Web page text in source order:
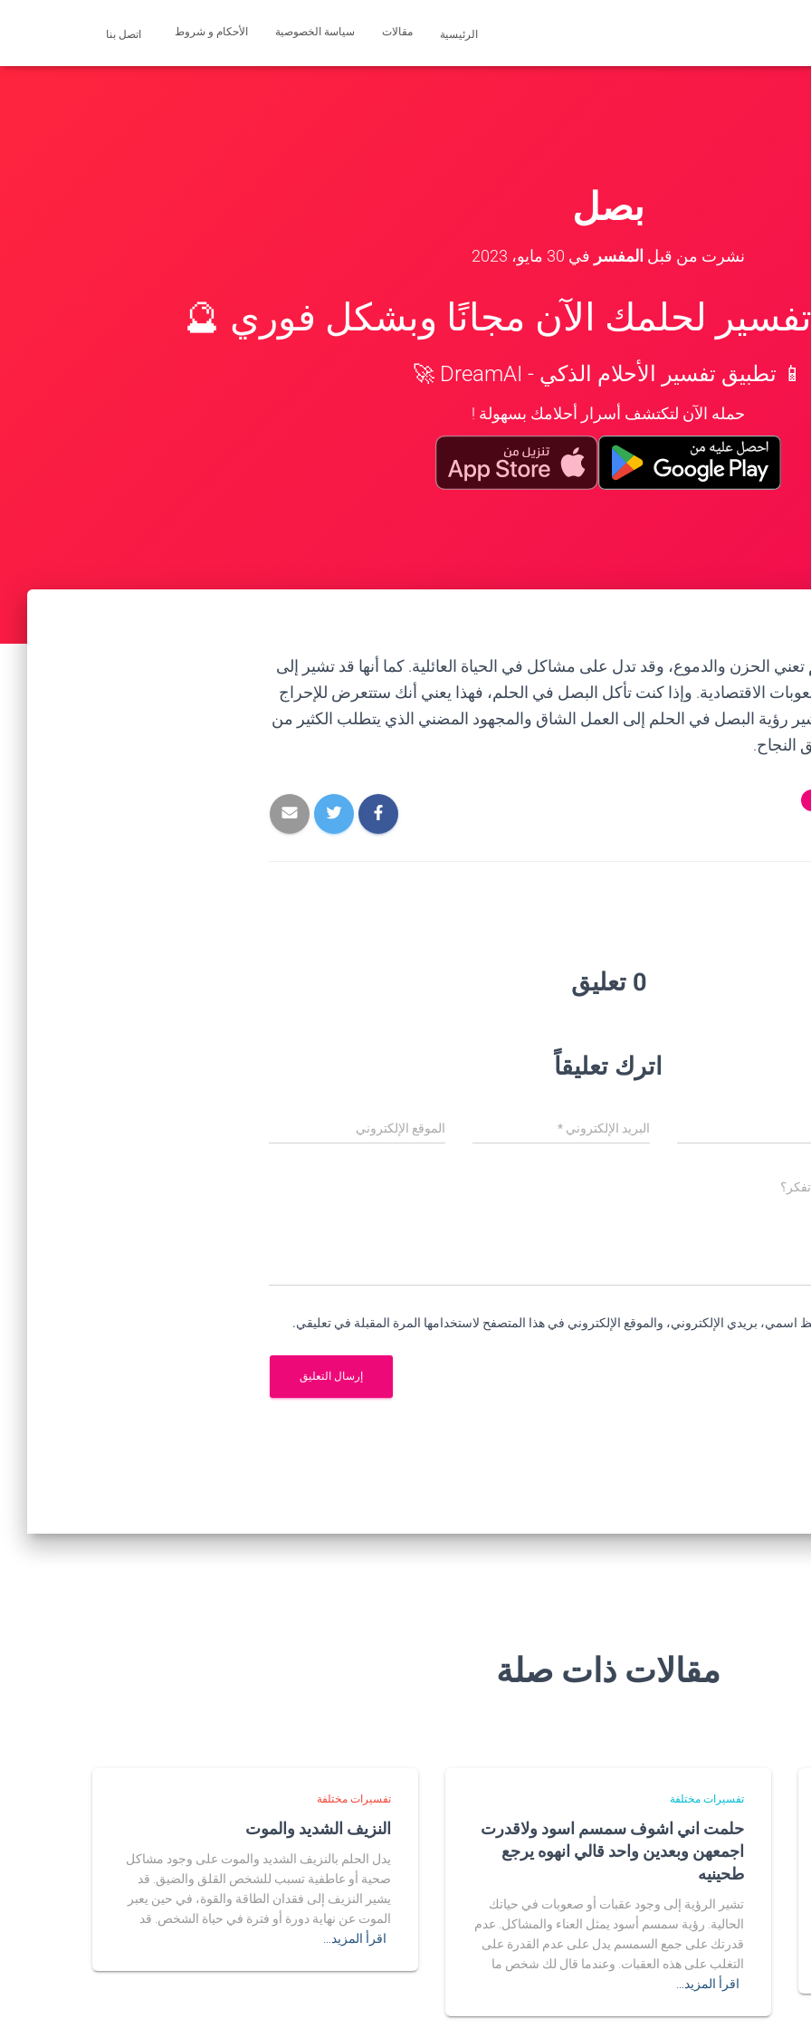
الرئيسية مقالات سياسة الخصوصية الأحكام و شروط اتصل بنا
بصل
نشرت من قبل المفسر في 30 مايو، 2023
لحلمك الآن مجانًا وبشكل فوري 🔮
📱 تطبيق تفسير الأحلام الذكي - DreamAI 🚀
حمله الآن لتكتشف أسرار أحلامك بسهولة !
الحزن والدموع، وقد تدل على مشاكل في الحياة العائلية. كما أنها قد تشير إلى
الاقتصادية. وإذا كنت تأكل البصل في الحلم، فهذا يعني أنك ستتعرض للإحراج
رؤية البصل في الحلم إلى العمل الشاق والمجهود المضني الذي يتطلب الكثير من
النجاح.
0 تعليق
اترك تعليقاً
البريد الإلكتروني* الموقع الإلكتروني
اسمي، بريدي الإلكتروني، والموقع الإلكتروني في هذا المتصفح لاستخدامها المرة المقبلة في تعليقي.
مقالات ذات صلة
تفسيرات مختلفة
حلمت اني اشوف سمسم اسود ولاقدرت
اجمعهن وبعدين واحد قالي انهوه يرجع
طحينيه
تشير الرؤية إلى وجود عقبات أو صعوبات في حياتك
الحالية. رؤية سمسم أسود يمثل العناء والمشاكل. عدم
قدرتك على جمع السمسم يدل على عدم القدرة على
التغلب على هذه العقبات. وعندما قال لك شخص ما
اقرأ المزيد…
تفسيرات مختلفة
النزيف الشديد والموت
يدل الحلم بالنزيف الشديد والموت على وجود مشاكل
صحية أو عاطفية تسبب للشخص القلق والضيق. قد
يشير النزيف إلى فقدان الطاقة والقوة، في حين يعبر
الموت عن نهاية دورة أو فترة في حياة الشخص. قد
اقرأ المزيد…